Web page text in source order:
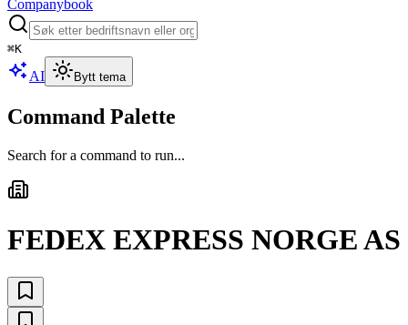
Companybook
⌘K
AI Bytt tema
Command Palette
Search for a command to run...
FEDEX EXPRESS NORGE AS